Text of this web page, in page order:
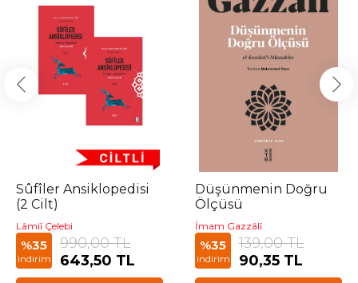
Sûfîler Ansiklopedisi
(2 Cilt)
Lâmiî Çelebi
%35
indirim
990,00 TL
643,50 TL
Düşünmenin Doğru
Ölçüsü
İmam Gazzâlî
%35
indirim
139,00 TL
90,35 TL